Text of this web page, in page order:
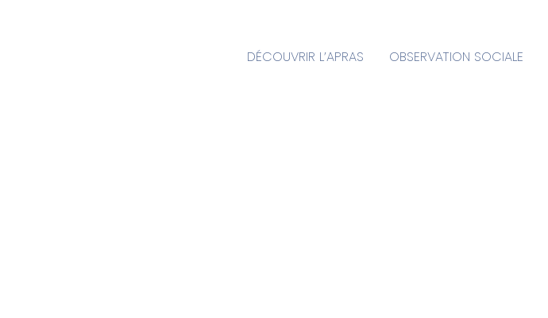
DÉCOUVRIR L’APRAS OBSERVATION SOCIALE